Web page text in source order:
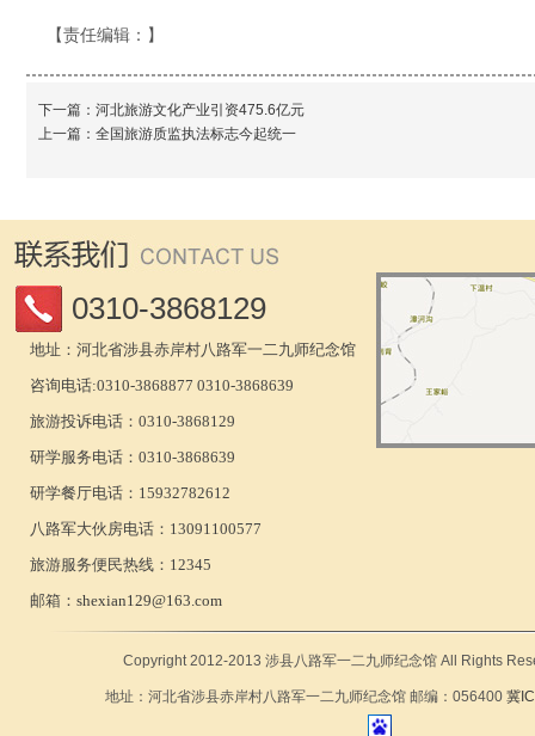
【责任编辑： 】
下一篇： 河北旅游文化产业引资475.6亿元
上一篇： 全国旅游质监执法标志今起统一
0310-3868129
地址：河北省涉县赤岸村八路军一二九师纪念馆
咨询电话:0310-3868877 0310-3868639
旅游投诉电话：0310-3868129
研学服务电话：0310-3868639
研学餐厅电话：15932782612
八路军大伙房电话：13091100577
旅游服务便民热线：12345
邮箱： shexian129@163.com
Copyright 2012-2013 涉县八路军一二九师纪念馆 All Rights
地址：河北省涉县赤岸村八路军一二九师纪念馆 邮编：056400 冀